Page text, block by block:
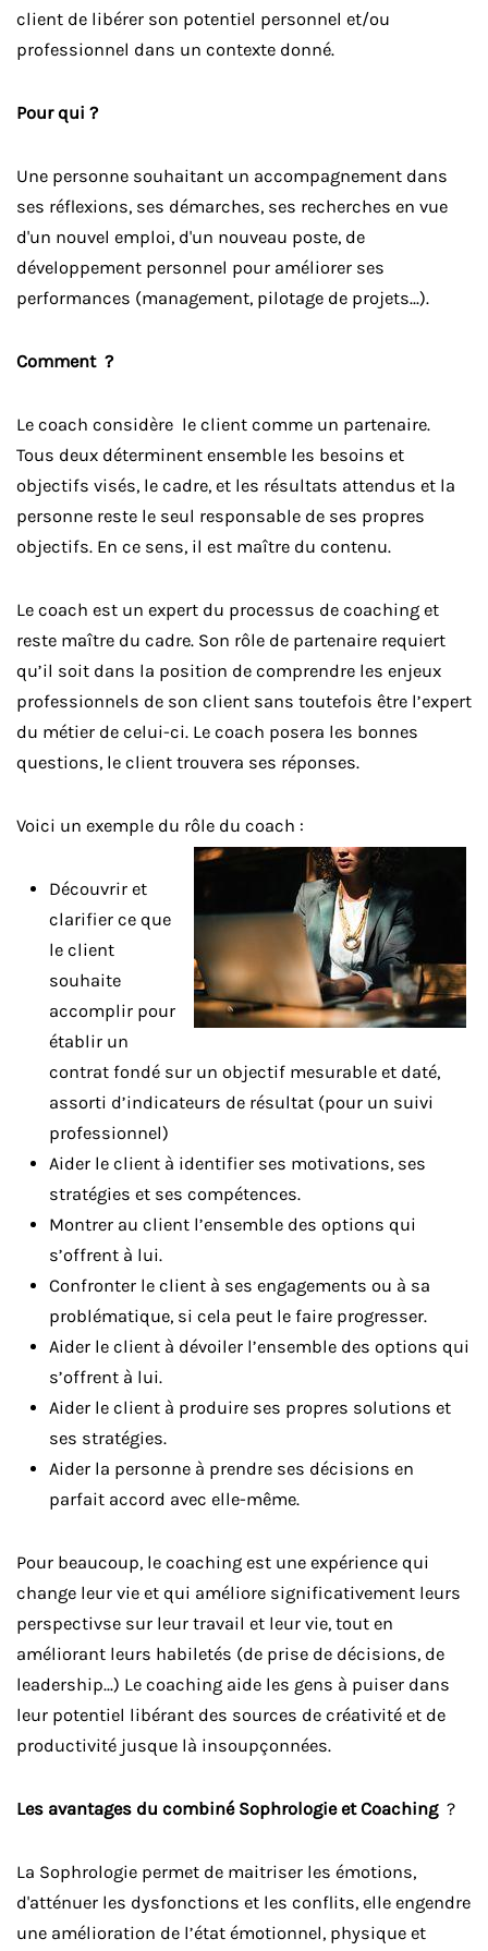
client de libérer son potentiel personnel et/ou
professionnel dans un contexte donné.
Pour qui ?
Une personne souhaitant un accompagnement dans
ses réflexions, ses démarches, ses recherches en vue
d'un nouvel emploi, d'un nouveau poste, de
développement personnel pour améliorer ses
performances (management, pilotage de projets...).
Comment ?
Le coach considère le client comme un partenaire.
Tous deux déterminent ensemble les besoins et
objectifs visés, le cadre, et les résultats attendus et la
personne reste le seul responsable de ses propres
objectifs. En ce sens, il est maître du contenu.
Le coach est un expert du processus de coaching et
reste maître du cadre. Son rôle de partenaire requiert
qu’il soit dans la position de comprendre les enjeux
professionnels de son client sans toutefois être l’expert
du métier de celui-ci. Le coach posera les bonnes
questions, le client trouvera ses réponses.
Voici un exemple du rôle du coach :
Découvrir et
clarifier ce que
le client
souhaite
accomplir pour
établir un
contrat fondé sur un objectif mesurable et daté,
assorti d’indicateurs de résultat (pour un suivi
professionnel)
Aider le client à identifier ses motivations, ses
stratégies et ses compétences.
Montrer au client l’ensemble des options qui
s’offrent à lui.
Confronter le client à ses engagements ou à sa
problématique, si cela peut le faire progresser.
Aider le client à dévoiler l’ensemble des options qui
s’offrent à lui.
Aider le client à produire ses propres solutions et
ses stratégies.
Aider la personne à prendre ses décisions en
parfait accord avec elle-même.
Pour beaucoup, le coaching est une expérience qui
change leur vie et qui améliore significativement leurs
perspectivse sur leur travail et leur vie, tout en
améliorant leurs habiletés (de prise de décisions, de
leadership...) Le coaching aide les gens à puiser dans
leur potentiel libérant des sources de créativité et de
productivité jusque là insoupçonnées.
Les avantages du combiné Sophrologie et Coaching?
La Sophrologie permet de maitriser les émotions,
d'atténuer les dysfonctions et les conflits, elle engendre
une amélioration de l’état émotionnel, physique et